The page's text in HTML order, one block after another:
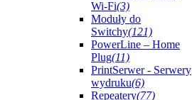
Wi-Fi(3)
Moduły do
Switchy(121)
PowerLine – Home
Plug(11)
PrintSerwer - Serwery
wydruku(6)
Repeatery(77)